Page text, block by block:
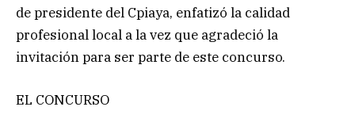
de presidente del Cpiaya, enfatizó la calidad
profesional local a la vez que agradeció la
invitación para ser parte de este concurso.
EL CONCURSO